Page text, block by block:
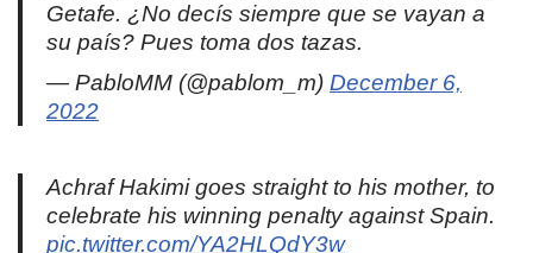
Getafe. ¿No decís siempre que se vayan a
su país? Pues toma dos tazas.
— PabloMM (@pablom_m) December 6,
2022
Achraf Hakimi goes straight to his mother, to
celebrate his winning penalty against Spain.
pic.twitter.com/YA2HLQdY3w